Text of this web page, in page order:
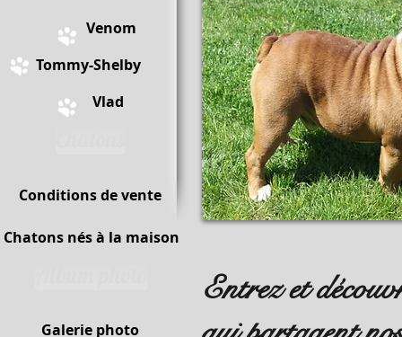
Entrez et
Venom
Tommy-Shelby
Vlad
Conditions de vente
Chatons nés à la maison
Galerie photo